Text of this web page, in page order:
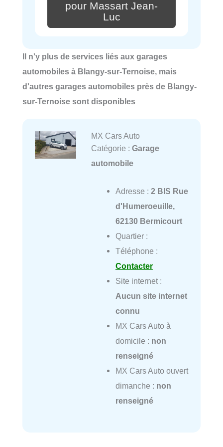
pour Massart Jean-
Luc
Il n'y plus de services liés aux garages
automobiles à Blangy-sur-Ternoise, mais
d'autres garages automobiles près de Blangy-
sur-Ternoise sont disponibles
MX Cars Auto
Catégorie : Garage
automobile
Adresse : 2 BIS Rue
d'Humeroeuille,
62130 Bermicourt
Quartier :
Téléphone :
Contacter
Site internet :
Aucun site internet
connu
MX Cars Auto à
domicile : non
renseigné
MX Cars Auto ouvert
dimanche : non
renseigné